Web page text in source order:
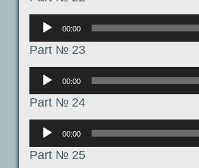
Аудиоплеер
00:00
Part № 23
Аудиоплеер
00:00
Part № 24
Аудиоплеер
00:00
Part № 25